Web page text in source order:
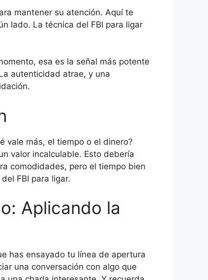
mantener su atención. Aquí te
lado. La técnica del FBI para ligar
esa es la señal más potente
autenticidad atrae, y una
vale más, el tiempo o el dinero?
valor incalculable. Esto debería
comodidades, pero el tiempo bien
FBI para ligar.
Aplicando la
has ensayado tu línea de apertura
una conversación con algo que